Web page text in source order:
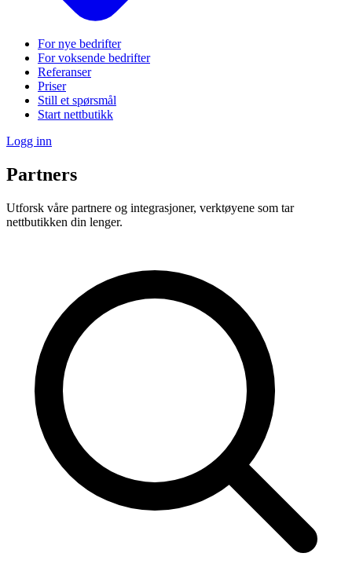
For nye bedrifter
For voksende bedrifter
Referanser
Priser
Still et spørsmål
Start nettbutikk
Logg inn
Partners
Utforsk våre partnere og integrasjoner, verktøyene som tar
nettbutikken din lenger.